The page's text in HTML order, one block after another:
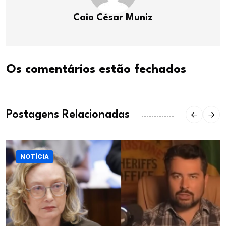
Caio César Muniz
Os comentários estão fechados
Postagens Relacionadas
NOTÍCIA